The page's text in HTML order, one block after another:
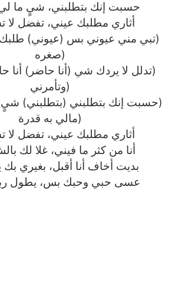
حسبت إنك بتطلبني، شيٍ ما
أثاري مطلبك عيني، تفضل لا
(تبي مني عيوني بس (عيوني) طلبك
(صغره
(تدلل لا يردك شي (أنا حاضر) أنا
(وتأمرني
(حسبت إنك بتطلبني (بتطلبني) شيٍ
(مالي به قدرة
أثاري مطلبك عيني، تفضل لا
أنا من كثر ما فيني، غلا لك
بديت أخاف أنا أقبل، بغيري
عسى حبي وحبك بس، يطول